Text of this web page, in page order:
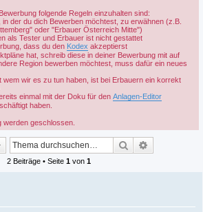
folgende Regeln einzuhalten sind:
in der du dich Bewerben möchtest, zu erwähnen (z.B.
oder "Erbauer Österreich Mitte")
als Tester und Erbauer ist nicht gestattet
dass du den Kodex akzeptierst
hat, schreib diese in deiner Bewerbung mit auf
Region bewerben möchtest, muss dafür ein neues
wem wir es zu tun haben, ist bei Erbauern ein korrekt
einmal mit der Doku für den Anlagen-Editor
haben.
geschlossen.
Suche
2 Beiträge • Seite 1 von 1